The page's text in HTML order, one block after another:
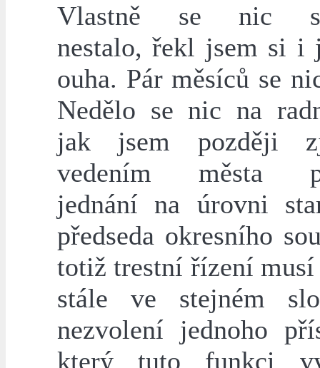
Vlastně se nic
nestalo, řekl jsem si i
ouha. Pár měsíců se
Nedělo se nic na
jak jsem později
vedením města
jednání na úrovni
předseda okresního
totiž trestní řízení
stále ve stejném
nezvolení jednoho
který tuto funkci